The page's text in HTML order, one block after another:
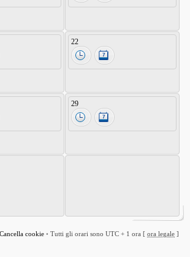
22
29
Cancella cookie • Tutti gli orari sono UTC + 1 ora [ ora legale ]